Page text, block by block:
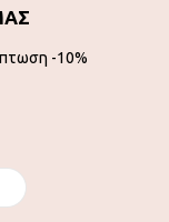
-10%